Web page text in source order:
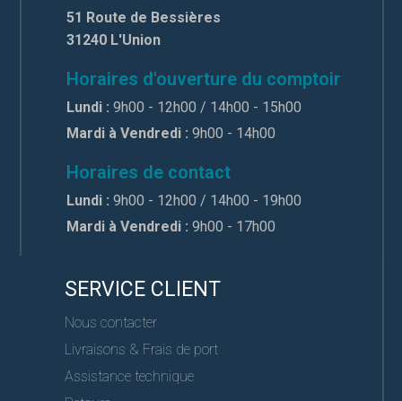
51 Route de Bessières
31240 L'Union
Horaires d'ouverture du comptoir
Lundi : 9h00 - 12h00 / 14h00 - 15h00
Mardi à Vendredi : 9h00 - 14h00
Horaires de contact
Lundi : 9h00 - 12h00 / 14h00 - 19h00
Mardi à Vendredi : 9h00 - 17h00
SERVICE CLIENT
Nous contacter
Livraisons & Frais de port
Assistance technique